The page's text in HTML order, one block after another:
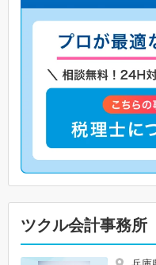
ツクル会計事務所